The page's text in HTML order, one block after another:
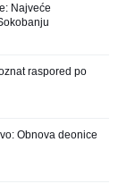
Najveće
raspored po
Obnova deonice